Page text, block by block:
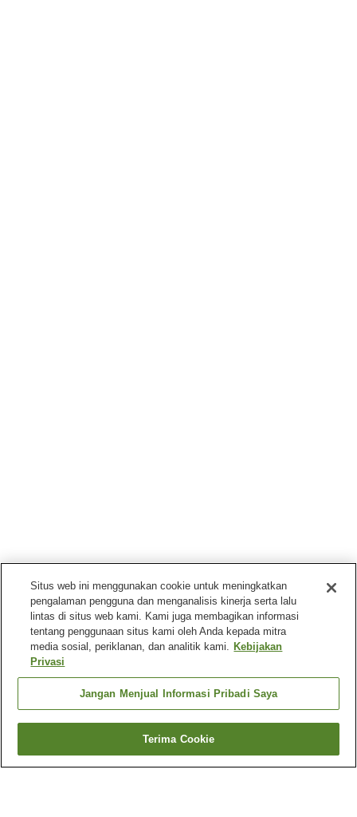
Kembali
Situs web ini menggunakan cookie untuk meningkatkan
pengalaman pengguna dan menganalisis kinerja serta lalu
lintas di situs web kami. Kami juga membagikan informasi
tentang penggunaan situs kami oleh Anda kepada mitra
media sosial, periklanan, dan analitik kami. Kebijakan
Privasi
Jangan Menjual Informasi Pribadi Saya
Terima Cookie